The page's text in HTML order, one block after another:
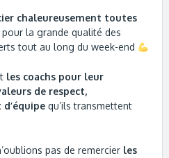
chaleureusement toutes
pour la grande qualité des
tout au long du week-end
les coachs pour leur
de respect,
d’équipequ’ils transmettent
pas de remercier les